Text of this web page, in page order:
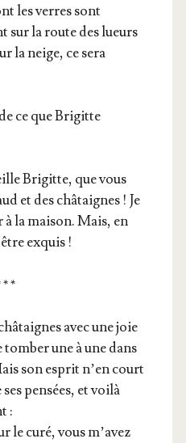
les verres sont
sur la route des lueurs
la neige, ce sera
ce que Bri­gitte
Bri­gitte, que vous
et des châ­taignes ! Je
la mai­son. Mais, en
exquis !
* *
avec une joie
une à une dans
son esprit n’en court
pen­sées, et voi­là
:
le curé, vous m’avez